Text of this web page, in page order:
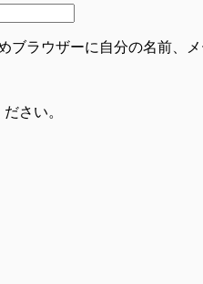
ブラウザーに自分の名前、
さい。